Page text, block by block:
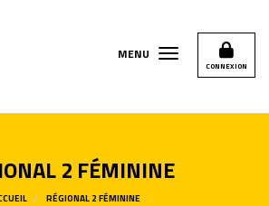
CONNEXION
MENU
2 FÉMININE
RÉGIONAL 2 FÉMININE